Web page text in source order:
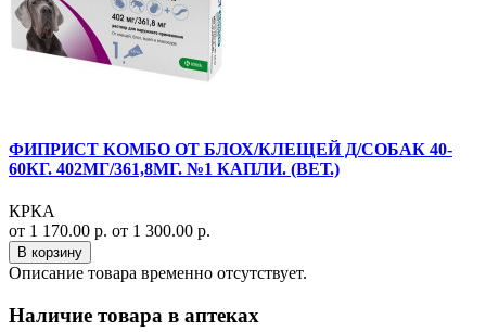
ФИПРИСТ КОМБО ОТ БЛОХ/КЛЕЩЕЙ Д/СОБАК 40-
60КГ. 402МГ/361,8МГ. №1 КАПЛИ. (ВЕТ.)
КРКА
от 1 170.00 р. от 1 300.00 р.
В корзину
Описание товара временно отсутствует.
Наличие товара в аптеках